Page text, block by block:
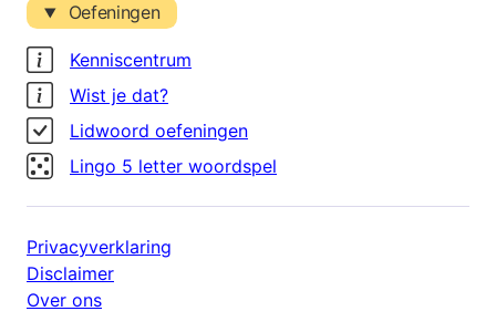
Oefeningen
Kenniscentrum
Wist je dat?
Lidwoord oefeningen
Lingo 5 letter woordspel
Privacyverklaring
Disclaimer
Over ons